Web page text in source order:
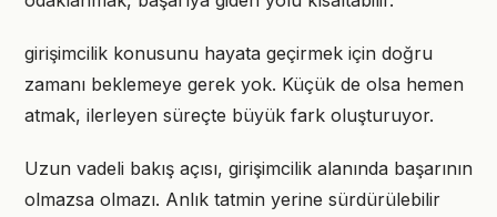
girişimcilik konusunu hayata geçirmek için doğru
zamanı beklemeye gerek yok. Küçük de olsa hemen
atmak, ilerleyen süreçte büyük fark oluşturuyor.
Uzun vadeli bakış açısı, girişimcilik alanında başarının
olmazsa olmazı. Anlık tatmin yerine sürdürülebilir